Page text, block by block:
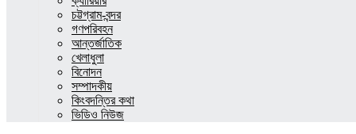
চট্টগ্রাম-বন্দর
গণপরিবহন
আন্তর্জাতিক
খেলাধুলা
বিনোদন
সম্পাদকীয়
কিংবদন্তির কথা
ভিডিও নিউজ